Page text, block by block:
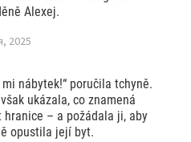
Alexej.
2025
mi nábytek!“ poručila tchyně.
ukázala, co znamená
hranice – a požádala ji, aby
opustila její byt.